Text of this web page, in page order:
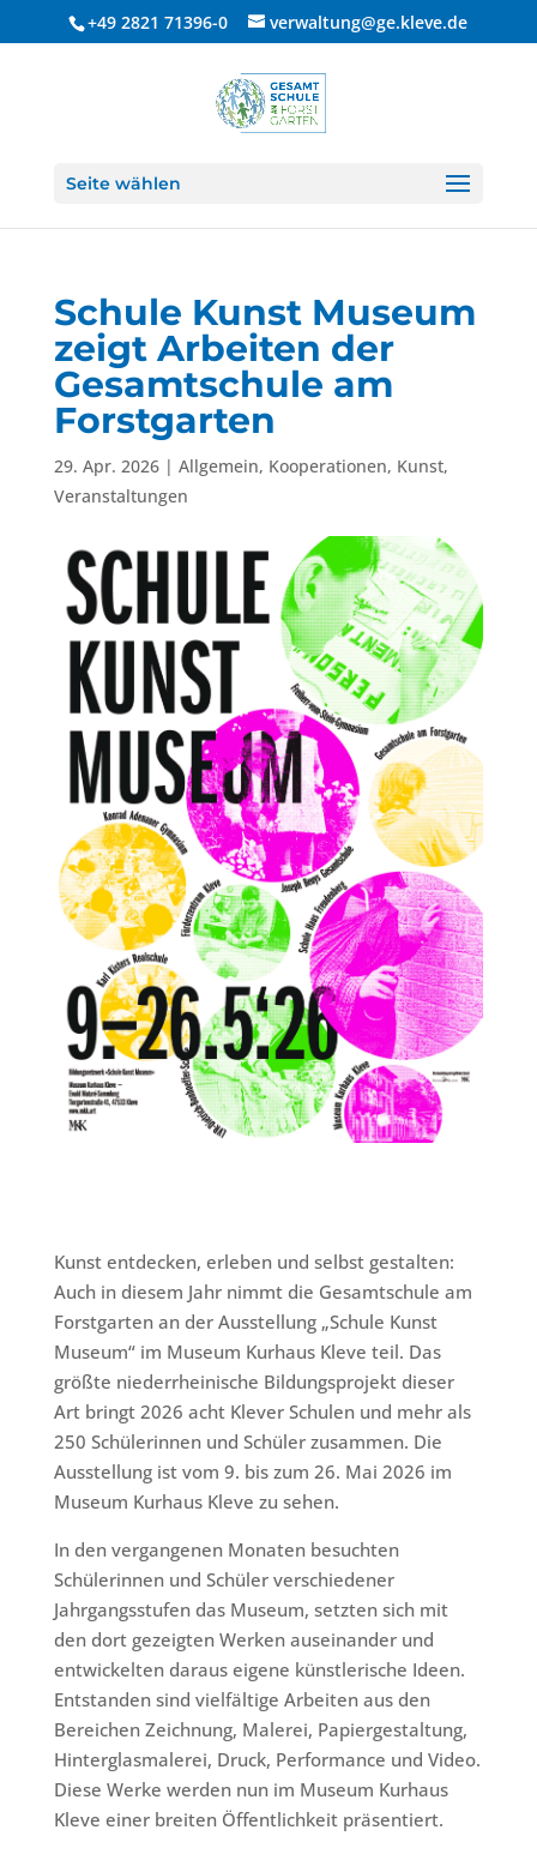
+49 2821 71396-0 verwaltung@ge.kleve.de
Seite wählen
Schule Kunst Museum
zeigt Arbeiten der
Gesamtschule am
Forstgarten
29. Apr. 2026| Allgemein, Kooperationen, Kunst,
Veranstaltungen
Kunst entdecken, erleben und selbst gestalten:
Auch in diesem Jahr nimmt die Gesamtschule am
Forstgarten an der Ausstellung „Schule Kunst
Museum“ im Museum Kurhaus Kleve teil. Das
größte niederrheinische Bildungsprojekt dieser
Art bringt 2026 acht Klever Schulen und mehr als
250 Schülerinnen und Schüler zusammen. Die
Ausstellung ist vom 9. bis zum 26. Mai 2026 im
Museum Kurhaus Kleve zu sehen.
In den vergangenen Monaten besuchten
Schülerinnen und Schüler verschiedener
Jahrgangsstufen das Museum, setzten sich mit
den dort gezeigten Werken auseinander und
entwickelten daraus eigene künstlerische Ideen.
Entstanden sind vielfältige Arbeiten aus den
Bereichen Zeichnung, Malerei, Papiergestaltung,
Hinterglasmalerei, Druck, Performance und Video.
Diese Werke werden nun im Museum Kurhaus
Kleve einer breiten Öffentlichkeit präsentiert.